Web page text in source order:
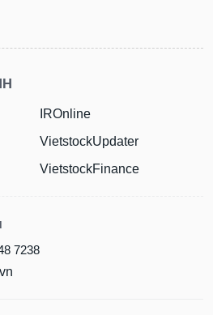
IROnline
VietstockUpdater
VietstockFinance
7238